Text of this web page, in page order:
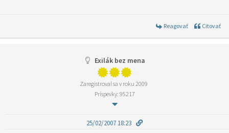
Reagovať Citovať
Exilák bez mena
Zaregistroval sa v roku 2009
Príspevky: 95217
25/02/2007 18:23